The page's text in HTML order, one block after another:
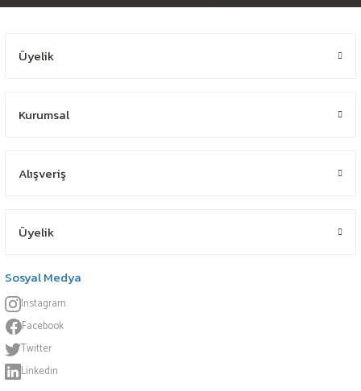
Üyelik
Kurumsal
Alışveriş
Üyelik
Sosyal Medya
Instagram
Facebook
Twitter
Linkedin